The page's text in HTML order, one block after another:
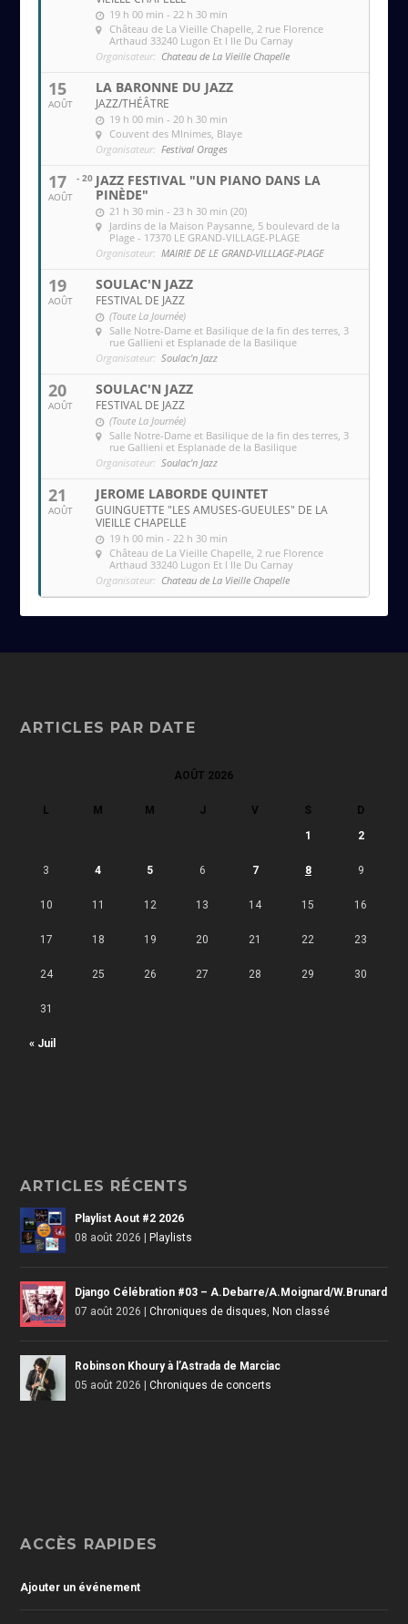
19 h 00 min - 22 h 30 min
Château de La Vieille Chapelle , 2 rue Florence
Arthaud 33240 Lugon Et l Ile Du Carnay
Organisateur: Chateau de La Vieille Chapelle
15
AOÛT
LA BARONNE DU JAZZ
JAZZ/THÉÂTRE
19 h 00 min - 20 h 30 min
Couvent des MInimes , Blaye
Organisateur: Festival Orages
17
AOÛT
- 20 JAZZ FESTIVAL "UN PIANO DANS LA
PINÈDE"
21 h 30 min - 23 h 30 min (20)
Jardins de la Maison Paysanne , 5 boulevard de la
Plage - 17370 LE GRAND-VILLAGE-PLAGE
Organisateur: MAIRIE DE LE GRAND-VILLLAGE-PLAGE
19
AOÛT
SOULAC'N JAZZ
FESTIVAL DE JAZZ
(Toute La Journée)
Salle Notre-Dame et Basilique de la fin des terres , 3
rue Gallieni et Esplanade de la Basilique
Organisateur: Soulac'n Jazz
20
AOÛT
SOULAC'N JAZZ
FESTIVAL DE JAZZ
(Toute La Journée)
Salle Notre-Dame et Basilique de la fin des terres , 3
rue Gallieni et Esplanade de la Basilique
Organisateur: Soulac'n Jazz
21
AOÛT
JEROME LABORDE QUINTET
GUINGUETTE "LES AMUSES-GUEULES" DE LA
VIEILLE CHAPELLE
19 h 00 min - 22 h 30 min
Château de La Vieille Chapelle , 2 rue Florence
Arthaud 33240 Lugon Et l Ile Du Carnay
Organisateur: Chateau de La Vieille Chapelle
ARTICLES PAR DATE
AOÛT 2026
L M M J V S D
« Juil
1 2
3 4 5 6 7 8 9
10 11 12 13 14 15 16
17 18 19 20 21 22 23
24 25 26 27 28 29 30
31
ARTICLES RÉCENTS
Playlist Aout #2 2026
08 août 2026 |Playlists
Django Célébration #03 – A.Debarre/A.Moignard/W.Brunard
07 août 2026 |Chroniques de disques ,Non classé
Robinson Khoury à l’Astrada de Marciac
05 août 2026 |Chroniques de concerts
ACCÈS RAPIDES
Ajouter un événement